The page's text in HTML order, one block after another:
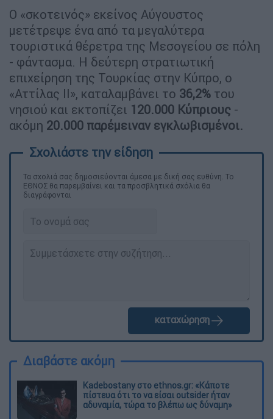
Ο «σκοτεινός» εκείνος Αύγουστος
μετέτρεψε ένα από τα μεγαλύτερα
τουριστικά θέρετρα της Μεσογείου σε πόλη
- φάντασμα. Η δεύτερη στρατιωτική
επιχείρηση της Τουρκίας στην Κύπρο, ο
«Αττίλας ΙΙ», καταλαμβάνει το 36,2% του
νησιού και εκτοπίζει 120.000 Κύπριους -
ακόμη 20.000 παρέμειναν εγκλωβισμένοι.
Τα σχολιά σας δημοσιεύονται άμεσα με δική σας ευθύνη. Το
ΕΘΝΟΣ θα παρεμβαίνει και τα προσβλητικά σχόλια θα
διαγράφονται
καταχώρηση
Διαβάστε ακόμη
Kadebostany στο ethnos.gr: «Κάποτε
πίστευα ότι το να είσαι outsider ήταν
αδυναμία, τώρα το βλέπω ως δύναμη»